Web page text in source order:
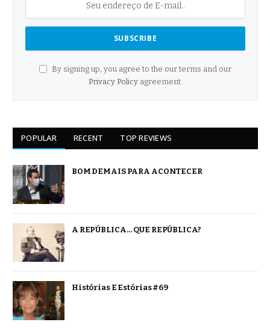
By signing up, you agree to the our terms and our
Privacy Policyagreement.
POPULAR RECENT TOP REVIEWS
BOM DEMAIS PARA ACONTECER
A REPÚBLICA… QUE REPÚBLICA?
Histórias E Estórias #69